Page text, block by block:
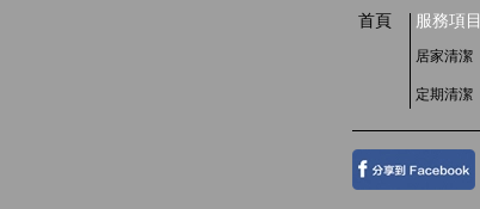
首頁 服務項目
居家清潔
定期清潔